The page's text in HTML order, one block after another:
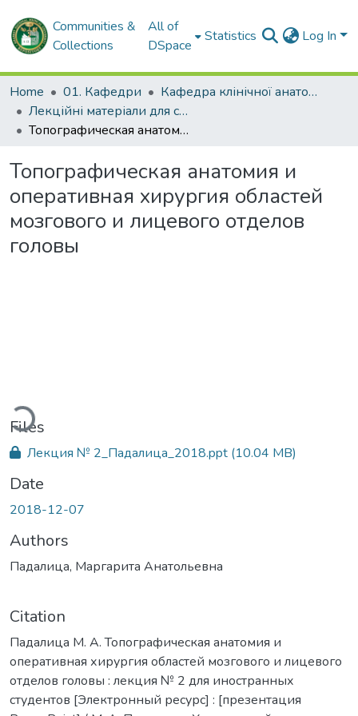
Communities &
Collections
All of
DSpace
Statistics Log In
Home 01. Кафедри
Кафедра клінічної анатомії та оперативної хірургії
Лекційні матеріали для студентів. Кафедра клінічної анатомії та оперативної хірургії
Топографическая анатомия и оперативная хирургия областей мозгового и лицевого отделов головы
Топографическая анатомия и
оперативная хирургия областей
мозгового и лицевого отделов
головы
Files
Лекция № 2_Падалица_2018.ppt (10.04 MB)
Date
2018-12-07
Authors
Падалица, Маргарита Анатольевна
Citation
Падалица М. А. Топографическая анатомия и
оперативная хирургия областей мозгового и лицевого
отделов головы : лекция № 2 для иностранных
студентов [Электронный ресурс] : [презентация